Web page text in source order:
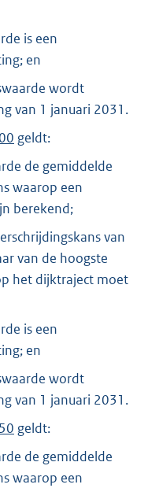
is een
en
wordt
van 1 januari 2031.
geldt:
de gemiddelde
waarop een
berekend;
van
van de hoogste
het dijktraject moet
is een
en
wordt
van 1 januari 2031.
geldt:
de gemiddelde
waarop een